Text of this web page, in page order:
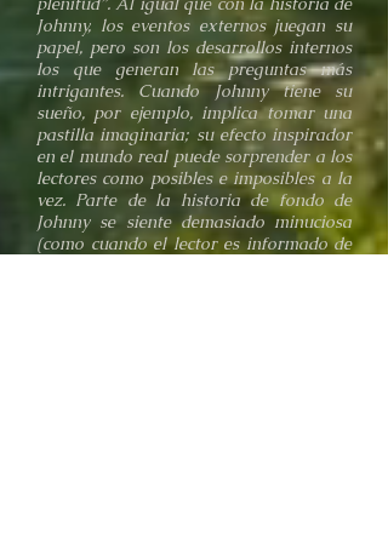
Johnny, los eventos externos juegan su
papel, pero son los desarrollos internos
los que generan las preguntas más
intrigantes. Cuando Johnny tiene su
sueño, por ejemplo, implica tomar una
pastilla imaginaria; su efecto inspirador
en el mundo real puede sorprender a los
lectores como posibles e imposibles a la
vez. Parte de la historia de fondo de
Johnny se siente demasiado minuciosa
(como cuando el lector es informado de